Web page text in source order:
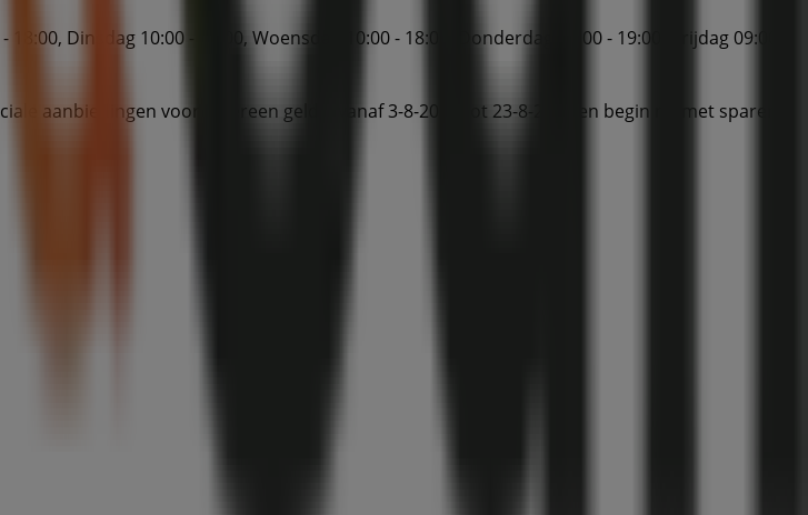
Dinsdag 10:00 - 18:00, Woensdag 10:00 - 18:00, Donderdag 10:00 - 19:00, Vrijdag 09:00 -
aanbiedingen voor iedereen geldig vanaf 3-8-2026 tot 23-8-2026 en begin nu met sparen!